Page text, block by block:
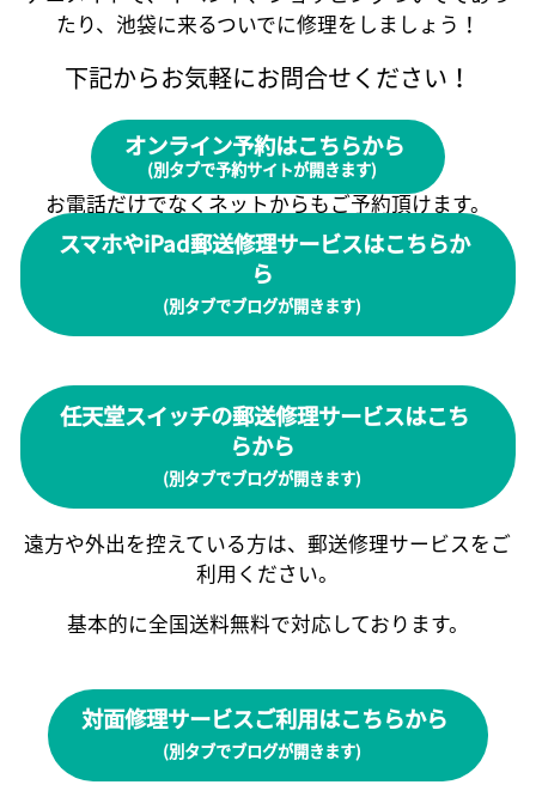
たり、池袋に来るついでに修理をしましょう！
下記からお気軽にお問合せください！
オンライン予約はこちらから
(別タブで予約サイトが開きます)
お電話だけでなくネットからもご予約頂けます。
スマホやiPad郵送修理サービスはこちらか
ら
(別タブでブログが開きます)
任天堂スイッチの郵送修理サービスはこち
らから
(別タブでブログが開きます)
遠方や外出を控えている方は、郵送修理サービスをご
利用ください。
基本的に全国送料無料で対応しております。
対面修理サービスご利用はこちらから
(別タブでブログが開きます)